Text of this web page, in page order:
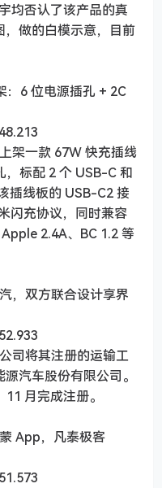
均否认了该产品的真
做的白模示意，目前
：6 位电源插孔 + 2C
架一款 67W 快充插线
，标配 2 个 USB-C 和
插线板的 USB-C2 接
闪充协议，同时兼容
2.4A、BC 1.2 等
，双方联合设计享界
司将其注册的运输工
汽车股份有限公司。
月完成注册。
App，凡泰极客